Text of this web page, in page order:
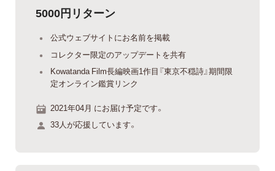
5000円リターン
公式ウェブサイトにお名前を掲載
コレクター限定のアップデートを共有
Kowatanda Film長編映画1作目『東京不穏詩』期間限
定オンライン鑑賞リンク
2021年04月 にお届け予定です。
33人が応援しています。